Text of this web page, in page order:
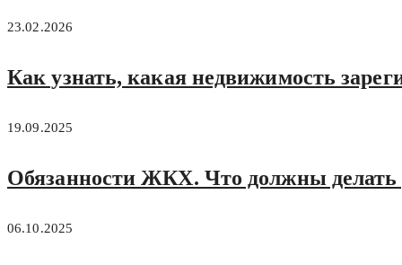
23.02.2026
Как узнать, какая недвижимость
19.09.2025
Обязанности ЖКХ. Что должны
06.10.2025